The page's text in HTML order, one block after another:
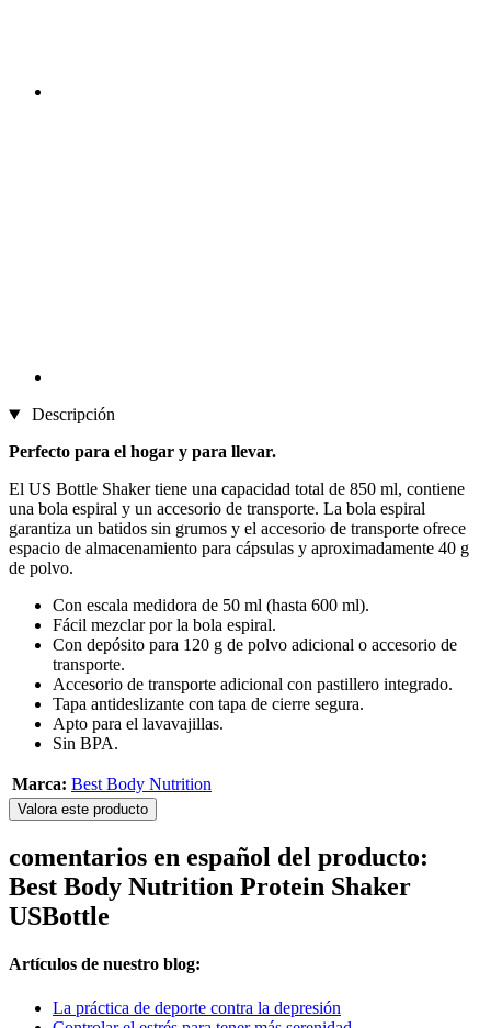
Descripción
Perfecto para el hogar y para llevar.
El US Bottle Shaker tiene una capacidad total de 850 ml, contiene
una bola espiral y un accesorio de transporte. La bola espiral
garantiza un batidos sin grumos y el accesorio de transporte ofrece
espacio de almacenamiento para cápsulas y aproximadamente 40 g
de polvo.
Con escala medidora de 50 ml (hasta 600 ml).
Fácil mezclar por la bola espiral.
Con depósito para 120 g de polvo adicional o accesorio de
transporte.
Accesorio de transporte adicional con pastillero integrado.
Tapa antideslizante con tapa de cierre segura.
Apto para el lavavajillas.
Sin BPA.
Marca: Best Body Nutrition
Valora este producto
comentarios en español del producto:
Best Body Nutrition Protein Shaker
USBottle
Artículos de nuestro blog:
La práctica de deporte contra la depresión